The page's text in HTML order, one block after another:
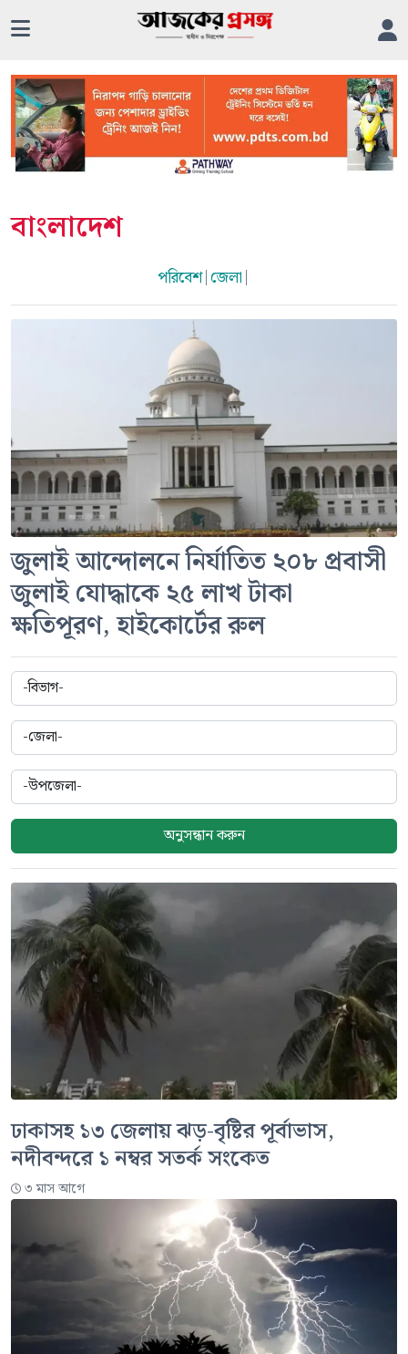
বাংলাদেশ
পরিবেশ|জেলা |
জুলাই আন্দোলনে নির্যাতিত ২০৮ প্রবাসী
জুলাই যোদ্ধাকে ২৫ লাখ টাকা
ক্ষতিপূরণ, হাইকোর্টের রুল
অনুসন্ধান করুন
ঢাকাসহ ১৩ জেলায় ঝড়-বৃষ্টির পূর্বাভাস,
নদীবন্দরে ১ নম্বর সতর্ক সংকেত
৩ মাস আগে